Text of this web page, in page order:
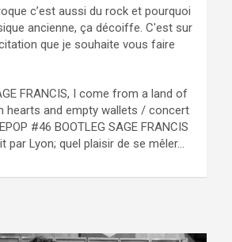
c’est aussi du rock et pourquoi
ancienne, ça décoiffe. C'est sur
que je souhaite vous faire
FRANCIS, I come from a land of
hearts and empty wallets / concert
#46 BOOTLEG SAGE FRANCIS
par Lyon; quel plaisir de se mêler...